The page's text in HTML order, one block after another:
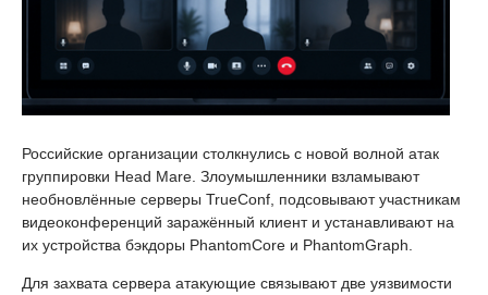
Российские организации столкнулись с новой волной атак
группировки Head Mare. Злоумышленники взламывают
необновлённые серверы TrueConf, подсовывают участникам
видеоконференций заражённый клиент и устанавливают на
их устройства бэкдоры PhantomCore и PhantomGraph.
Для захвата сервера атакующие связывают две уязвимости